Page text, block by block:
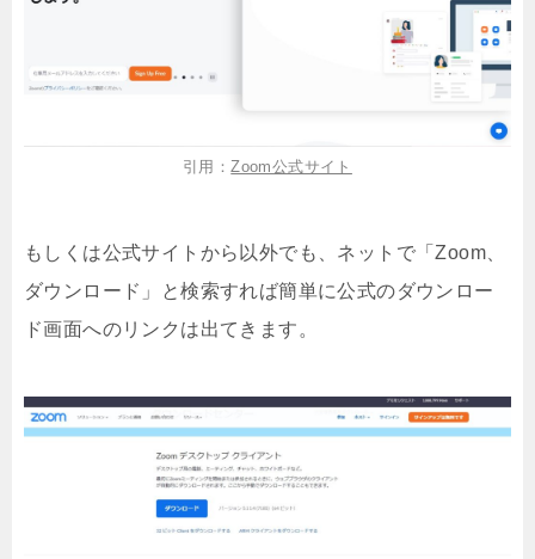
引用：Zoom公式サイト
もしくは公式サイトから以外でも、ネットで「Zoom、
ダウンロード」と検索すれば簡単に公式のダウンロー
ド画面へのリンクは出てきます。